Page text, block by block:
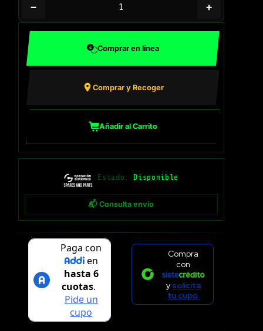
− +
Comprar en línea
Comprar y Recoger
Añadir al Carrito
Estado: Disponible
📬 Consulta envío
Compra
con
y solicita
tu cupo.